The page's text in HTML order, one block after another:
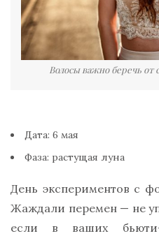
Волосы важно беречь от
Дата: 6 мая
Фаза: растущая луна
День экспериментов с
Жаждали перемен — не
если в ваших